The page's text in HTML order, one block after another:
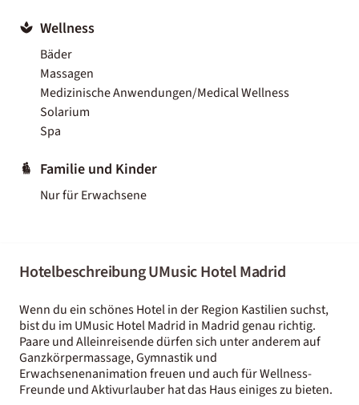
Wellness
Bäder
Massagen
Medizinische Anwendungen/Medical Wellness
Solarium
Spa
Familie und Kinder
Nur für Erwachsene
Hotelbeschreibung UMusic Hotel Madrid
Wenn du ein schönes Hotel in der Region Kastilien suchst,
bist du im UMusic Hotel Madrid in Madrid genau richtig.
Paare und Alleinreisende dürfen sich unter anderem auf
Ganzkörpermassage, Gymnastik und
Erwachsenenanimation freuen und auch für Wellness-
Freunde und Aktivurlauber hat das Haus einiges zu bieten.